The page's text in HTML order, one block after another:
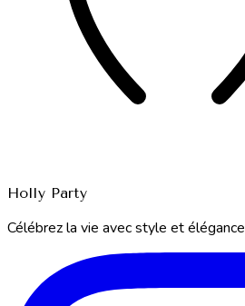
Holly Party
Célébrez la vie avec style et élégance